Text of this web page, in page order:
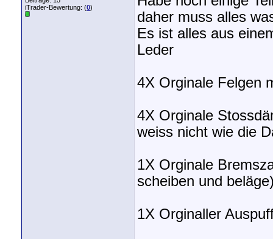
iTrader-Bewertung: (0)
daher muss alles
Es ist alles aus
Leder
4X Orginale Felgen
4X Orginale
weiss nicht wie die
1X Orginale
scheiben und
1X Orginaller